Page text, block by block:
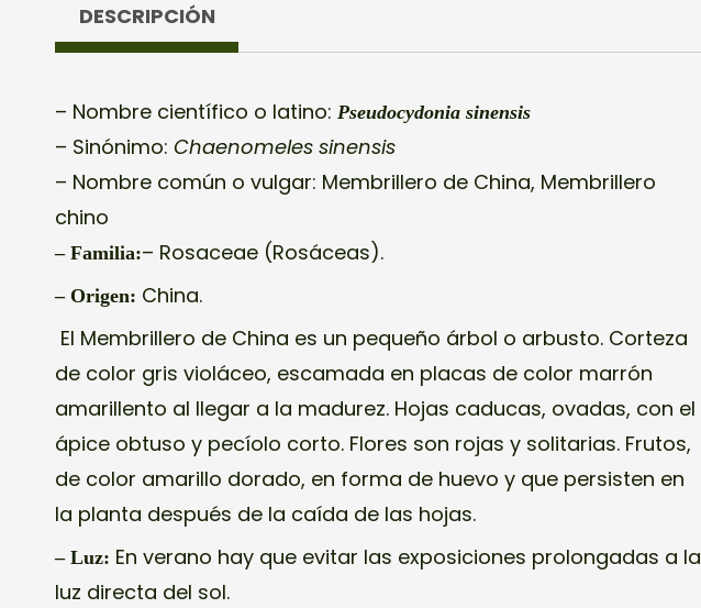
DESCRIPCIÓN
– Nombre científico o latino: Pseudocydonia sinensis
– Sinónimo: Chaenomeles sinensis
– Nombre común o vulgar: Membrillero de China, Membrillero
chino
– Familia:– Rosaceae (Rosáceas).
– Origen: China.
El Membrillero de China es un pequeño árbol o arbusto. Corteza
de color gris violáceo, escamada en placas de color marrón
amarillento al llegar a la madurez. Hojas caducas, ovadas, con el
ápice obtuso y pecíolo corto. Flores son rojas y solitarias. Frutos,
de color amarillo dorado, en forma de huevo y que persisten en
la planta después de la caída de las hojas.
– Luz: En verano hay que evitar las exposiciones prolongadas a la
luz directa del sol.